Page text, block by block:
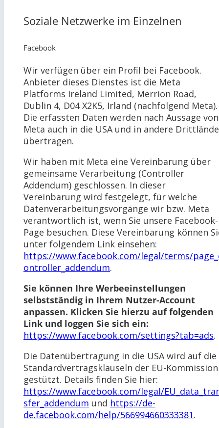
Soziale Netzwerke im Einzelnen
Facebook
Wir verfügen über ein Profil bei Facebook.
Anbieter dieses Dienstes ist die Meta
Platforms Ireland Limited, Merrion Road,
Dublin 4, D04 X2K5, Irland (nachfolgend Meta).
Die erfassten Daten werden nach Aussage von
Meta auch in die USA und in andere
übertragen.
Wir haben mit Meta eine Vereinbarung über
gemeinsame Verarbeitung (Controller
Addendum) geschlossen. In dieser
Vereinbarung wird festgelegt, für welche
Datenverarbeitungsvorgänge wir bzw. Meta
verantwortlich ist, wenn Sie unsere Facebook-
Page besuchen. Diese Vereinbarung können
unter folgendem Link einsehen:
https://www.facebook.com/legal/terms/
ontroller_addendum.
Sie können Ihre Werbeeinstellungen
selbstständig in Ihrem Nutzer-Account
anpassen. Klicken Sie hierzu auf folgenden
Link und loggen Sie sich ein:
https://www.facebook.com/settings?tab=ads.
Die Datenübertragung in die USA wird auf die
Standardvertragsklauseln der EU-Kommission
gestützt. Details finden Sie hier:
https://www.facebook.com/legal/
sfer_addendum und https://de-
de.facebook.com/help/566994660333381.